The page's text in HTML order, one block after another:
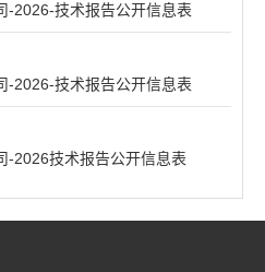
-2026-技术报告公开信息表
-2026-技术报告公开信息表
-2026技术报告公开信息表